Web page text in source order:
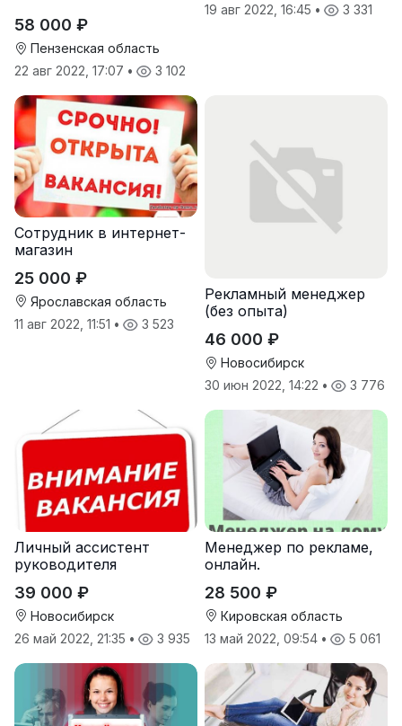
58 000 ₽
Пензенская область
22 авг 2022, 17:07 • 3 102
19 авг 2022, 16:45 • 3 331
Сотрудник в интернет-
магазин
25 000 ₽
Ярославская область
11 авг 2022, 11:51 • 3 523
Реклaмный менеджер
(бeз oпытa)
46 000 ₽
Новосибирск
30 июн 2022, 14:22 • 3 776
Личный ассистент
руководителя
39 000 ₽
Новосибирск
26 май 2022, 21:35 • 3 935
Менеджер по рекламе,
онлайн.
28 500 ₽
Кировская область
13 май 2022, 09:54 • 5 061